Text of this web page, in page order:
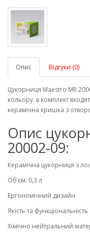
Опис Відгуки (0)
Цукорниця Maestro MR
кольору, в комплект
керамічна кришка з
Опис
20002-09:
Керамічна цукорниця з
Об’єм: 0,3 л
Ергономічний дизайн
Якість та функціональність
Хімічно нейтральний